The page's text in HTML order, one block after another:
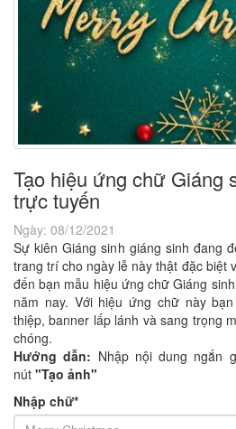
Tạo hiệu ứng chữ Giáng
trực tuyến
Ngày: 08/12/2021
Sự kiên Giáng sinh giáng sinh đang
trang trí cho ngày lễ này thật đặc biệt
đến bạn mẫu hiệu ứng chữ Giáng
năm nay. Với hiệu ứng chữ này
thiệp, banner lấp lánh và sang trọng
chóng.
Hướng dẫn: Nhập nội dung ngắn
nút "Tạo ảnh"
Nhập chữ*